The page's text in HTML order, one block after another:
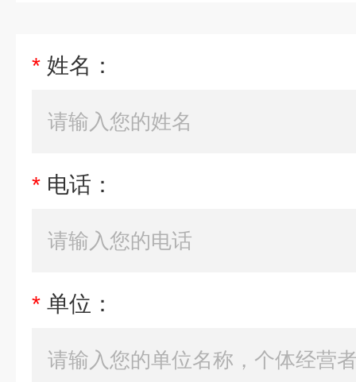
* 姓名：
* 电话：
* 单位：